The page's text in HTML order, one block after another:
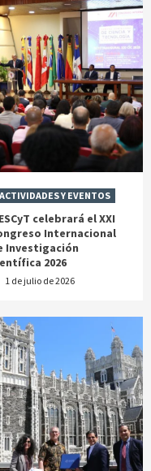
ACTIVIDADES Y EVENTOS
celebrará el XXI
Internacional
Investigación
2026
1 de julio de 2026